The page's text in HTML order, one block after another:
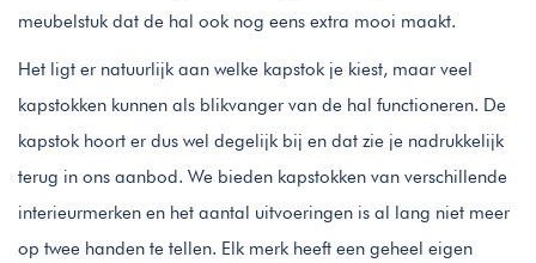
meubelstuk dat de hal ook nog eens extra mooi maakt.
Het ligt er natuurlijk aan welke kapstok je kiest, maar veel
kapstokken kunnen als blikvanger van de hal functioneren. De
kapstok hoort er dus wel degelijk bij en dat zie je nadrukkelijk
terug in ons aanbod. We bieden kapstokken van verschillende
interieurmerken en het aantal uitvoeringen is al lang niet meer
op twee handen te tellen. Elk merk heeft een geheel eigen